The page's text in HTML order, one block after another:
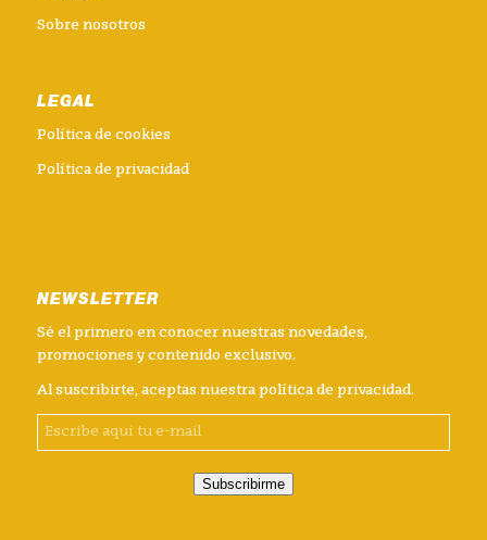
Sobre nosotros
LEGAL
Política de cookies
Política de privacidad
NEWSLETTER
Sé el primero en conocer nuestras novedades,
promociones y contenido exclusivo.
Al suscribirte, aceptas nuestra política de privacidad.
Subscribirme